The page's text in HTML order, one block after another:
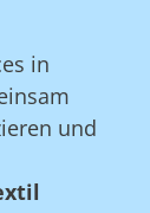
in
und